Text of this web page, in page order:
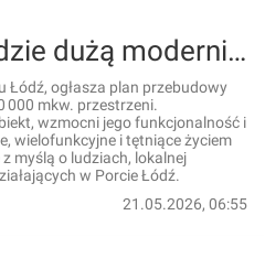
Port Łódź przejdzie dużą modernizację [FILM+WIZUALIZACJE]
Łódź, ogłasza plan przebudowy
000 mkw. przestrzeni.
wzmocni jego funkcjonalność i
wielofunkcyjne i tętniące życiem
myślą o ludziach, lokalnej
w Porcie Łódź.
21.05.2026, 06:55